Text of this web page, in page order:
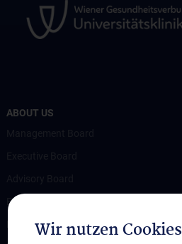
ABOUT US
Participating institutions
Flagship Project
Wir nutzen Cookies